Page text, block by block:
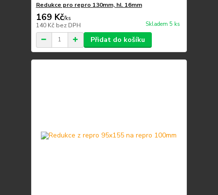
Redukce pro repro 130mm, hl. 16mm
169 Kč/ks
140 Kč bez DPH Skladem 5 ks
Přidat do košíku